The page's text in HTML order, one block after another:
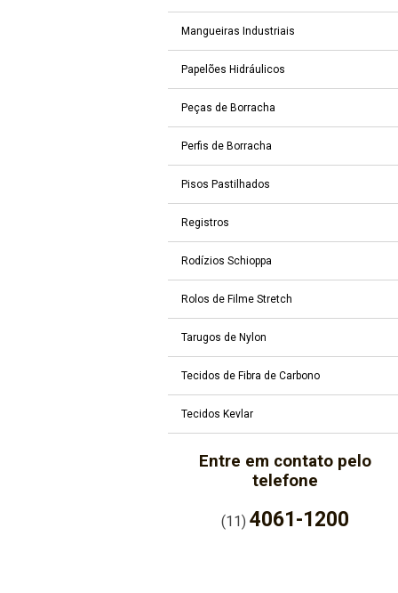
Mangueiras Industriais
Papelões Hidráulicos
Peças de Borracha
Perfis de Borracha
Pisos Pastilhados
Registros
Rodízios Schioppa
Rolos de Filme Stretch
Tarugos de Nylon
Tecidos de Fibra de Carbono
Tecidos Kevlar
Entre em contato pelo
telefone
(11)4061-1200